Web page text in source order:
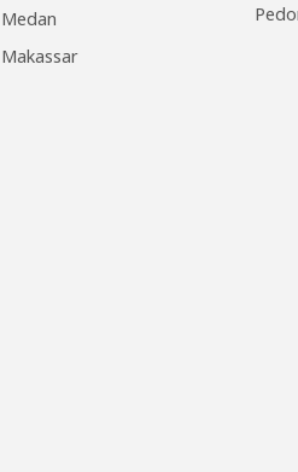
Medan
Makassar